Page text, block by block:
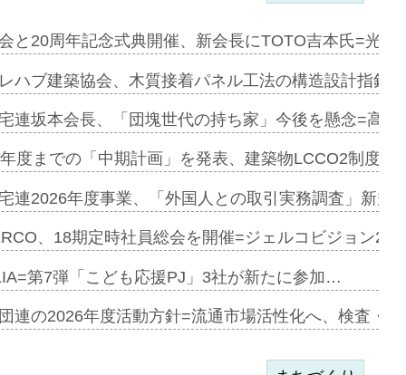
加=リンナ…
見込む=…
開始=三協…
分譲M専用…
と20周年記念式典開催、新会長にTOTO吉本氏=光
ハブ建築協会、木質接着パネル工法の構造設計指針
連坂本会長、「団塊世代の持ち家」今後を懸念=高
度までの「中期計画」を発表、建築物LCCO2制度
連2026年度事業、「外国人との取引実務調査」新規
、18期定時社員総会を開催=ジェルコビジョン
第7弾「こども応援PJ」3社が新たに参加…
連の2026年度活動方針=流通市場活性化へ、検査・